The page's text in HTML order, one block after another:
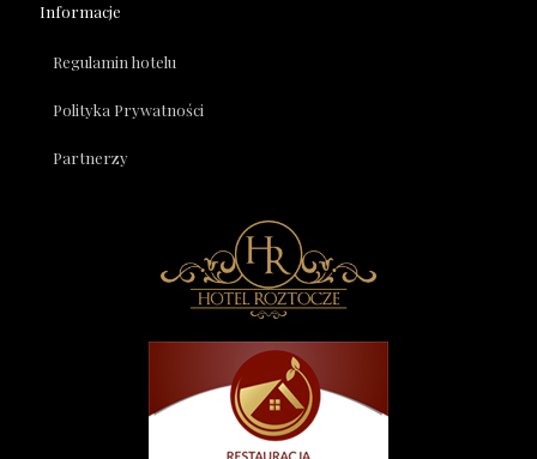
Informacje
Regulamin hotelu
Polityka Prywatności
Partnerzy